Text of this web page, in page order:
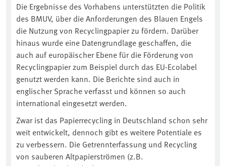
Die Ergebnisse des Vorhabens unterstützten die Politik
des BMUV, über die Anforderungen des Blauen Engels
die Nutzung von Recyclingpapier zu fördern. Darüber
hinaus wurde eine Datengrundlage geschaffen, die
auch auf europäischer Ebene für die Förderung von
Recyclingpapier zum Beispiel durch das EU-Ecolabel
genutzt werden kann. Die Berichte sind auch in
englischer Sprache verfasst und können so auch
international eingesetzt werden.
Zwar ist das Papierrecycling in Deutschland schon sehr
weit entwickelt, dennoch gibt es weitere Potentiale es
zu verbessern. Die Getrennterfassung und Recycling
von sauberen Altpapierströmen (z.B.